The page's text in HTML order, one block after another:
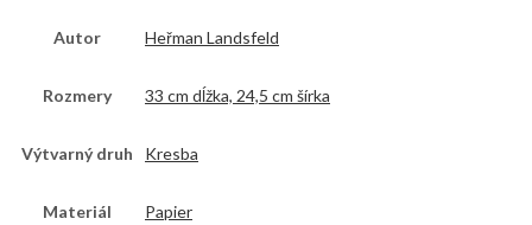
Autor Heřman Landsfeld
Rozmery 33 cm dĺžka, 24,5 cm šírka
Výtvarný druh Kresba
Materiál Papier